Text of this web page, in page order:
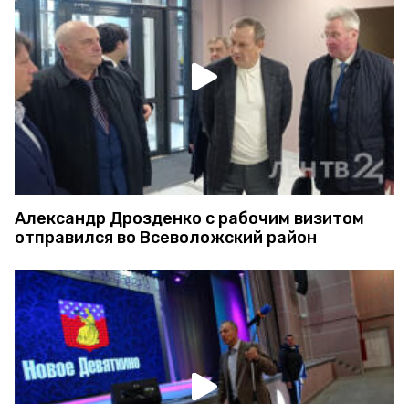
Александр Дрозденко с рабочим визитом
отправился во Всеволожский район